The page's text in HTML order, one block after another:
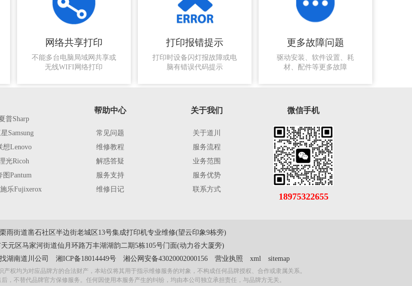
网络共享打印
不能多台电脑局域网共享或
无线WIFI网络打印
打印报错提示
打印时设备闪灯报故障或电
脑有错误代码提示
更多故障问题
驱动安装、软件设置、耗
材、配件等更多故障
普Sharp
Samsung
想Lenovo
光Ricoh
图Pantum
乐Fujixerox
帮助中心
常见问题
维修教程
解惑答疑
服务支持
维修日记
关于我们
关于道川
服务流程
业务范围
服务优势
联系方式
微信手机
18975322655
雨街道凿石社区半边街老城区13号集成打印机专业维修(望云印象9栋旁)
元区马家河街道仙月环路万丰湖湖韵二期5栋105号门面(动力谷大厦旁)
找湖南道川公司 湘ICP备18014449号 湘公网安备43020002000156 营业执照 xml sitemap
权均为对应品牌方的合法财产，本站仅将其用于指示维修服务的对象，不构成任何品牌授权、合作或隶属关系。
，不替代品牌官方保修服务。任何因使用本服务产生的纠纷，均由本公司独立承担责任，与品牌方无关。